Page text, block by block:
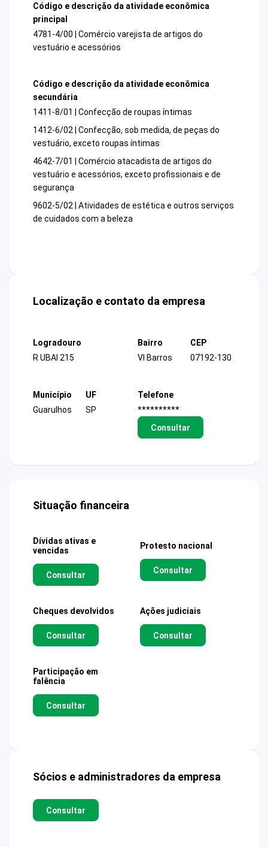
Código e descrição da atividade econômica
principal
4781-4/00 | Comércio varejista de artigos do
vestuário e acessórios
Código e descrição da atividade econômica
secundária
1411-8/01 | Confecção de roupas íntimas
1412-6/02 | Confecção, sob medida, de peças do
vestuário, exceto roupas íntimas
4642-7/01 | Comércio atacadista de artigos do
vestuário e acessórios, exceto profissionais e de
segurança
9602-5/02 | Atividades de estética e outros serviços
de cuidados com a beleza
Localização e contato da empresa
Logradouro
R UBAI 215
Bairro
Vl Barros
CEP
07192-130
Município
Guarulhos
UF
SP
Telefone
**********
Consultar
Situação financeira
Dívidas ativas e
vencidas
Consultar
Protesto nacional
Consultar
Cheques devolvidos
Consultar
Ações judiciais
Consultar
Participação em
falência
Consultar
Sócios e administradores da empresa
Consultar